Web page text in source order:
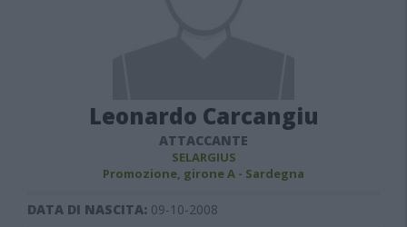
Leonardo Carcangiu
ATTACCANTE
SELARGIUS
Promozione, girone A - Sardegna
DATA DI NASCITA: 09-10-2008